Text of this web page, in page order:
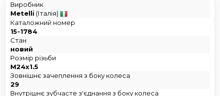
Виробник
Metelli (Італія)
Каталожний номер
15-1784
Стан
новий
Розмір різьби
M24x1.5
Зовнішнє зачеплення з боку колеса
29
Внутрішнє зубчасте з'єднання з боку колеса